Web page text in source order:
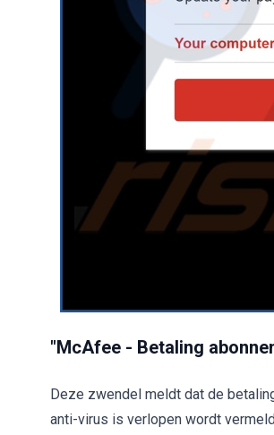
"McAfee - Betaling
Deze zwendel meldt dat de
anti-virus is verlopen wordt